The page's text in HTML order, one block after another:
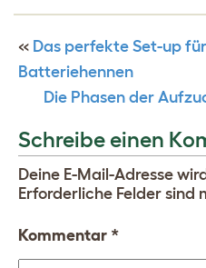
« Das perfekte Set-up
Batteriehennen
Die Phasen der
Schreibe einen
Deine E-Mail-Adresse
Erforderliche Felder sind
Kommentar *